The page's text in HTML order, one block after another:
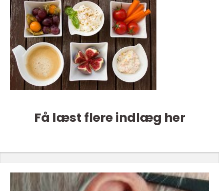
Få læst flere indlæg her